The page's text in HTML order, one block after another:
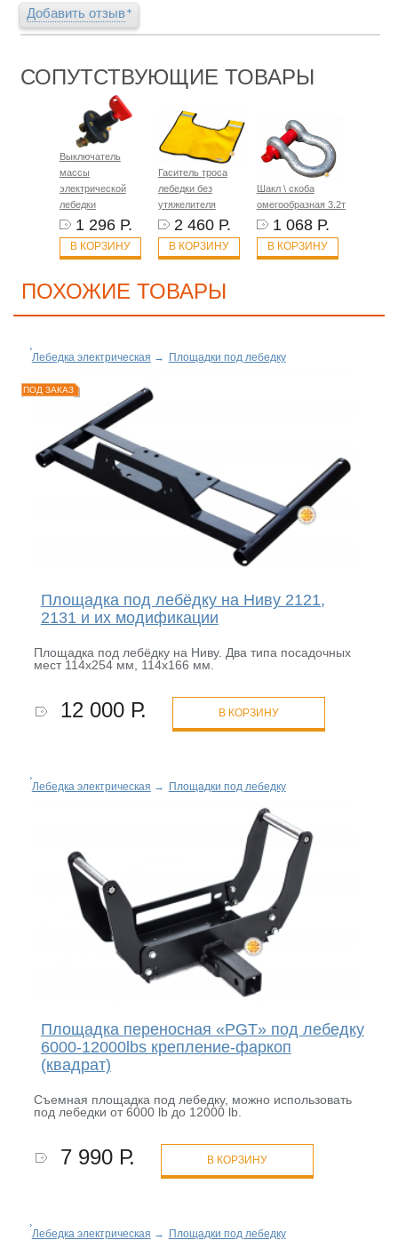
Добавить отзыв
СОПУТСТВУЮЩИЕ ТОВАРЫ
Выключатель
массы
электрической
лебедки
1 296 Р.
В КОРЗИНУ
Гаситель троса
лебедки без
утяжелителя
2 460 Р.
В КОРЗИНУ
Шакл \ скоба
омегообразная 3.2т
1 068 Р.
В КОРЗИНУ
ПОХОЖИЕ ТОВАРЫ
Лебедка электрическая → Площадки под лебедку
ПОД ЗАКАЗ
Площадка под лебёдку на Ниву 2121,
2131 и их модификации
Площадка под лебёдку на Ниву. Два типа посадочных
мест 114х254 мм, 114х166 мм.
12 000 Р. В КОРЗИНУ
Лебедка электрическая → Площадки под лебедку
Площадка переносная «PGT» под лебедку
6000-12000lbs крепление-фаркоп
(квадрат)
Съемная площадка под лебедку, можно использовать
под лебедки от 6000 lb до 12000 lb.
7 990 Р. В КОРЗИНУ
Лебедка электрическая → Площадки под лебедку